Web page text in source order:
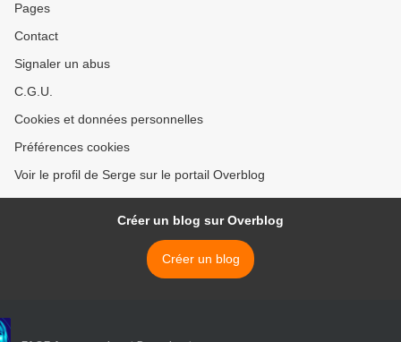
Pages
Contact
Signaler un abus
C.G.U.
Cookies et données personnelles
Préférences cookies
Voir le profil de Serge sur le portail Overblog
Créer un blog sur Overblog
Créer un blog